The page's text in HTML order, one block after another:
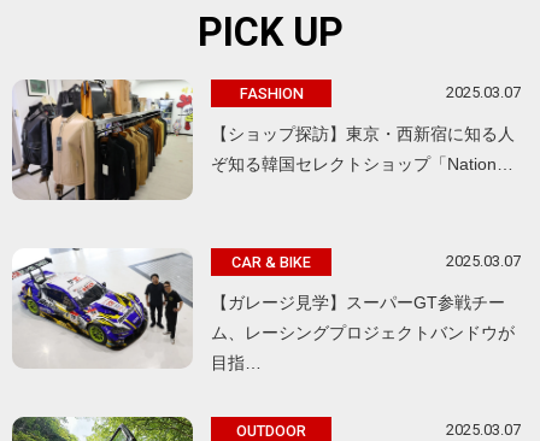
PICK UP
FASHION 2025.03.07
【ショップ探訪】東京・西新宿に知る人
ぞ知る韓国セレクトショップ「Nation…
CAR & BIKE 2025.03.07
【ガレージ見学】スーパーGT参戦チー
ム、レーシングプロジェクトバンドウが
目指…
OUTDOOR 2025.03.07